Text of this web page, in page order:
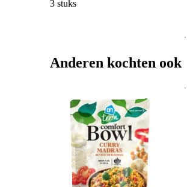
3 stuks
Anderen kochten ook